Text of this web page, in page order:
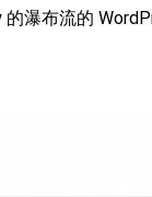
瀑布流的